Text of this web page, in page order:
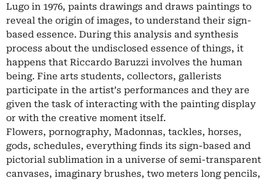
Lugo in 1976, paints drawings and draws paintings to
reveal the origin of images, to understand their sign-
based essence. During this analysis and synthesis
process about the undisclosed essence of things, it
happens that Riccardo Baruzzi involves the human
being. Fine arts students, collectors, gallerists
participate in the artist’s performances and they are
given the task of interacting with the painting display
or with the creative moment itself.
Flowers, pornography, Madonnas, tackles, horses,
gods, schedules, everything finds its sign-based and
pictorial sublimation in a universe of semi-transparent
canvases, imaginary brushes, two meters long pencils,